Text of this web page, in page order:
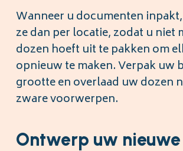
Wanneer u documenten
ze dan per locatie, zodat u niet
dozen hoeft uit te pakken om
opnieuw te maken. Verpak uw
grootte en overlaad uw dozen
zware voorwerpen.
Ontwerp uw